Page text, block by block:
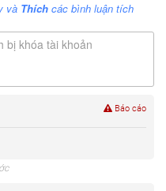
và Thích các bình luận tích
bị khóa tài khoản
Báo cáo